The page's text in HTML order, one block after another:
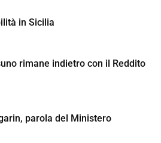
in Sicilia
rimane indietro con il Reddito
parola del Ministero